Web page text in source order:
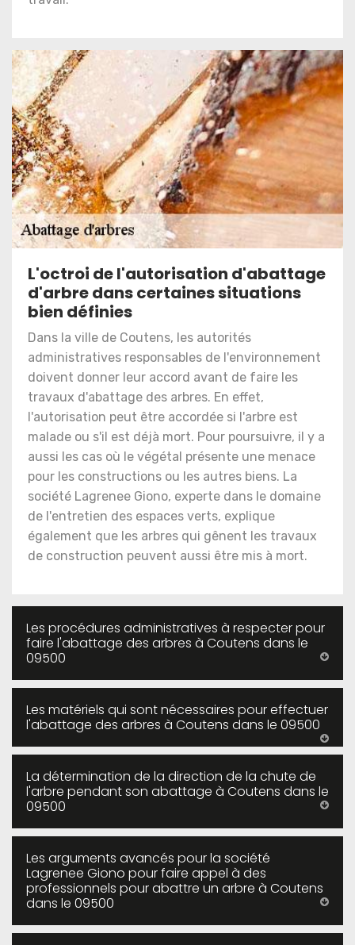
L'octroi de l'autorisation d'abattage
d'arbre dans certaines situations
bien définies
Dans la ville de Coutens, les autorités
administratives responsables de l'environnement
doivent donner leur accord avant de faire les
travaux d'abattage des arbres. En effet,
l'autorisation peut être accordée si l'arbre est
malade ou s'il est déjà mort. Pour poursuivre, il y a
aussi les cas où le végétal présente une menace
pour les constructions ou les autres biens. La
société Lagrenee Giono, experte dans le domaine
de l'entretien des espaces verts, explique
également que les arbres qui gênent les travaux
de construction peuvent aussi être mis à mort.
Les procédures administratives à respecter pour
faire l'abattage des arbres à Coutens dans le
09500
Les matériels qui sont nécessaires pour effectuer
l'abattage des arbres à Coutens dans le 09500
La détermination de la direction de la chute de
l'arbre pendant son abattage à Coutens dans le
09500
Les arguments avancés pour la société
Lagrenee Giono pour faire appel à des
professionnels pour abattre un arbre à Coutens
dans le 09500